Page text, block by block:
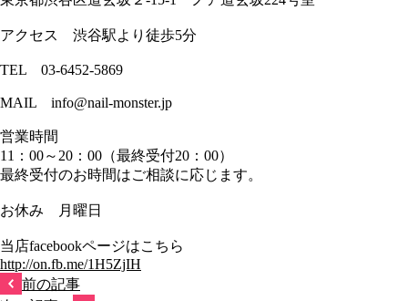
アクセス 渋谷駅より徒歩5分
TEL 03-6452-5869
MAIL info@nail-monster.jp
営業時間
11：00～20：00（最終受付20：00）
最終受付のお時間はご相談に応じます。
お休み 月曜日
当店facebookページはこちら
http://on.fb.me/1H5ZjIH
前の記事